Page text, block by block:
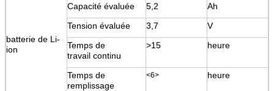
batterie de Li-
ion
Capacité évaluée 5,2
Ah
Tension évaluée
3,7
V
Temps de
travail continu
>15 heure
Temps de
remplissage
<6> heure